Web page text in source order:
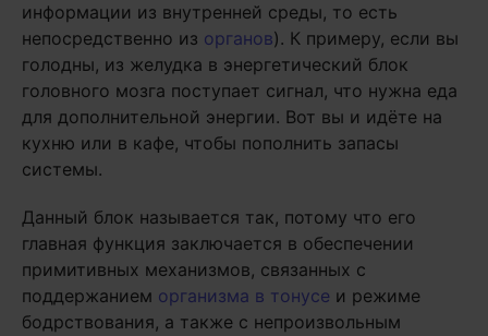
информации из внутренней среды, то есть
непосредственно из органов). К примеру, если вы
голодны, из желудка в энергетический блок
головного мозга поступает сигнал, что нужна еда
для дополнительной энергии. Вот вы и идёте на
кухню или в кафе, чтобы пополнить запасы
системы.
Данный блок называется так, потому что его
главная функция заключается в обеспечении
примитивных механизмов, связанных с
поддержанием организма в тонусе и режиме
бодрствования, а также с непроизвольным